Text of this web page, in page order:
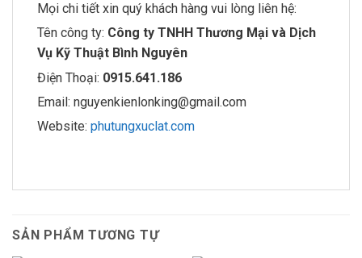
Mọi chi tiết xin quý khách hàng vui lòng liên hệ:
Tên công ty: Công ty TNHH Thương Mại và Dịch
Vụ Kỹ Thuật Bình Nguyên
Điện Thoại: 0915.641.186
Email: nguyenkienlonking@gmail.com
Website: phutungxuclat.com
SẢN PHẨM TƯƠNG TỰ